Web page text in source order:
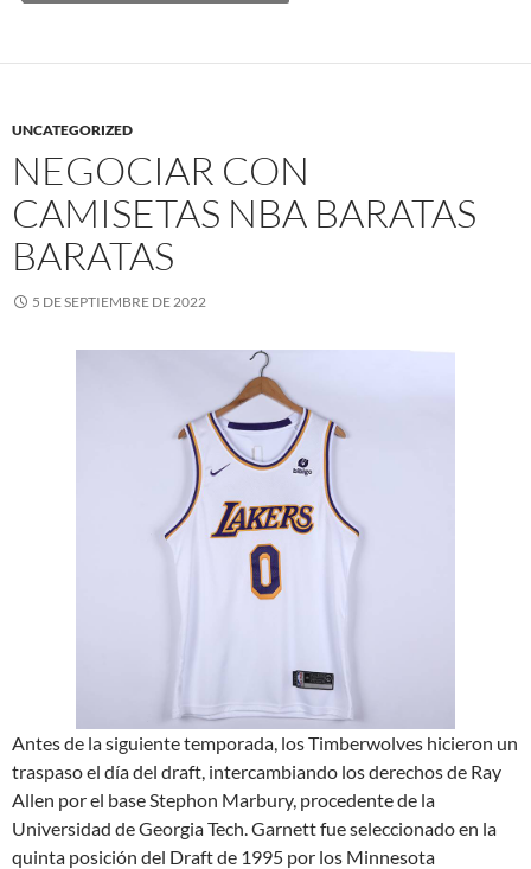
UNCATEGORIZED
NEGOCIAR CON
CAMISETAS NBA BARATAS
BARATAS
5 DE SEPTIEMBRE DE 2022
Antes de la siguiente temporada, los Timberwolves hicieron un
traspaso el día del draft, intercambiando los derechos de Ray
Allen por el base Stephon Marbury, procedente de la
Universidad de Georgia Tech. Garnett fue seleccionado en la
quinta posición del Draft de 1995 por los Minnesota